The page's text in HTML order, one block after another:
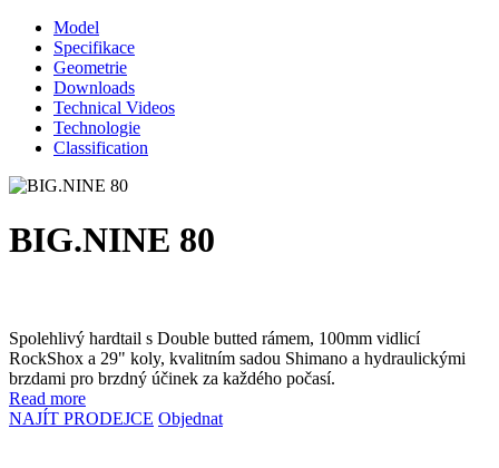
Model
Specifikace
Geometrie
Downloads
Technical Videos
Technologie
Classification
BIG.NINE 80
Spolehlivý hardtail s Double butted rámem, 100mm vidlicí
RockShox a 29" koly, kvalitním sadou Shimano a hydraulickými
brzdami pro brzdný účinek za každého počasí.
Read more
NAJÍT PRODEJCE Objednat